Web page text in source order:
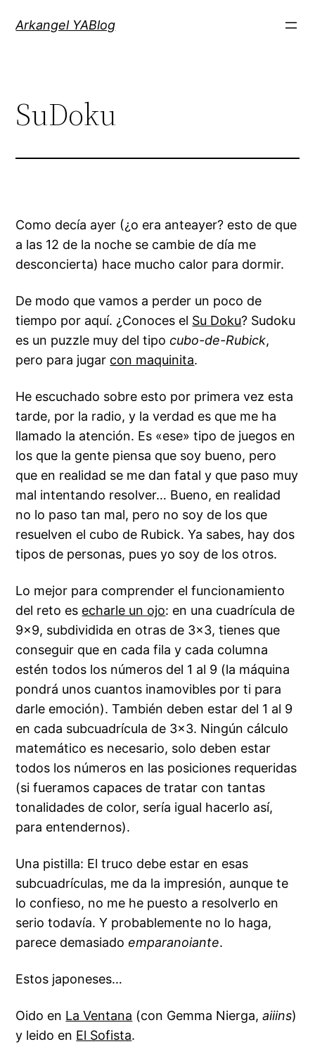
Arkangel YABlog
SuDoku
Como decía ayer (¿o era anteayer? esto de que
a las 12 de la noche se cambie de día me
desconcierta) hace mucho calor para dormir.
De modo que vamos a perder un poco de
tiempo por aquí. ¿Conoces el Su Doku? Sudoku
es un puzzle muy del tipocubo-de-Rubick,
pero para jugar con maquinita.
He escuchado sobre esto por primera vez esta
tarde, por la radio, y la verdad es que me ha
llamado la atención. Es «ese» tipo de juegos en
los que la gente piensa que soy bueno, pero
que en realidad se me dan fatal y que paso muy
mal intentando resolver… Bueno, en realidad
no lo paso tan mal, pero no soy de los que
resuelven el cubo de Rubick. Ya sabes, hay dos
tipos de personas, pues yo soy de los otros.
Lo mejor para comprender el funcionamiento
del reto es echarle un ojo: en una cuadrícula de
9×9, subdividida en otras de 3×3, tienes que
conseguir que en cada fila y cada columna
estén todos los números del 1 al 9 (la máquina
pondrá unos cuantos inamovibles por ti para
darle emoción). También deben estar del 1 al 9
en cada subcuadrícula de 3×3. Ningún cálculo
matemático es necesario, solo deben estar
todos los números en las posiciones requeridas
(si fueramos capaces de tratar con tantas
tonalidades de color, sería igual hacerlo así,
para entendernos).
Una pistilla: El truco debe estar en esas
subcuadrículas, me da la impresión, aunque te
lo confieso, no me he puesto a resolverlo en
serio todavía. Y probablemente no lo haga,
parece demasiadoemparanoiante.
Estos japoneses…
Oido en La Ventana (con Gemma Nierga,aiiins)
y leido en El Sofista.